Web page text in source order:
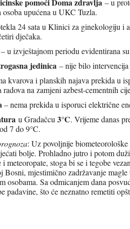
– u
osoba upućena u UKC Tuzla.
24 sata u Klinici za ginekologiju i
dječaka.
– u izvještajnom periodu evidentirana
jedinica – nije bilo intervencija
kvarova i planskih najava prekida u
radova na zamjeni azbest-cementnih
– nema prekida u isporuci električne
u Gradačcu 3°C. Vrijeme danas
7 do 9°C.
: Uz povoljnije
bolje. Prohladno jutro i potom
meteoropate, stoga bi se i tegobe
Bosni, mjestimično zadržavanje
osobama. Sa odmicanjem dana
padavine, što će neznatno remetiti